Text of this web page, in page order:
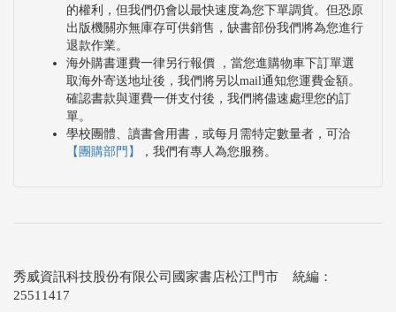
的權利，但我們仍會以最快速度為您下單調貨。但恐原
出版機關亦無庫存可供銷售，缺書部份我們將為您進行
退款作業。
海外購書運費一律另行報價 ，當您進購物車下訂單選
取海外寄送地址後，我們將另以mail通知您運費金額。
確認書款與運費一併支付後，我們將儘速處理您的訂
單。
學校團體、讀書會用書，或每月需特定數量者，可洽
【團購部門】
，我們有專人為您服務。
秀威資訊科技股份有限公司國家書店松江門市 統編：
25511417